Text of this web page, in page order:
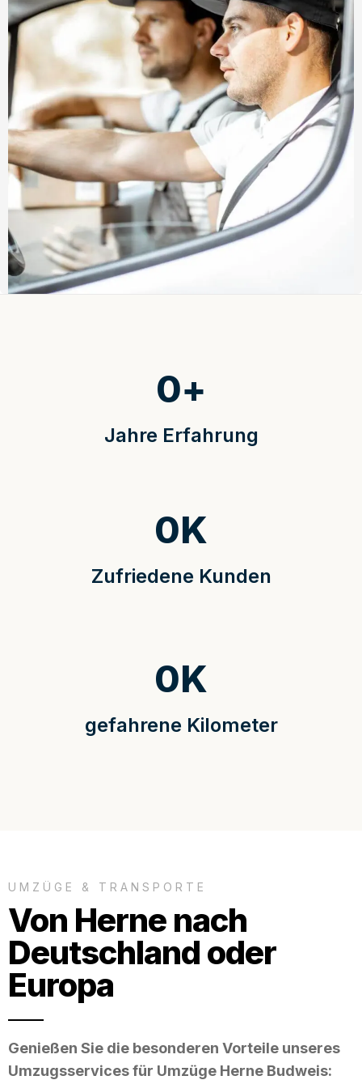
Jahre Erfahrung
0+
Zufriedene Kunden
0K
gefahrene Kilometer
0K
UMZÜGE & TRANSPORTE
Von Herne nach
Deutschland oder
Europa
Genießen Sie die besonderen Vorteile unseres
Umzugsservices für Umzüge Herne Budweis: